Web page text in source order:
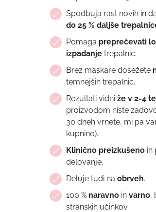
Spodbuja rast novih in
do 25 % daljše
Pomaga preprečevati
izpadanje trepalnic.
Brez maskare dosežete
temnejših trepalnic.
Rezultati vidni že v 2-4
proizvodom niste
30 dneh vrnete, mi pa
kupnino).
Klinično preizkušeno in
delovanje.
Deluje tudi na obrveh.
100 % naravno in varno,
stranskih učinkov.